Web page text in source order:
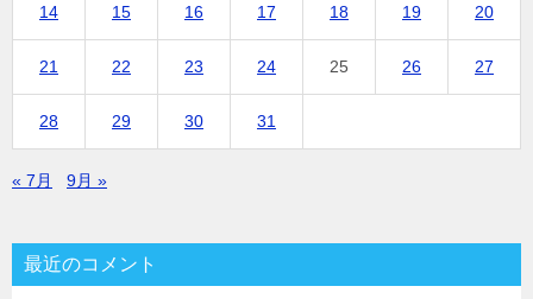
14 15 16 17 18 19 20
21 22 23 24 25 26 27
28 29 30 31
« 7月 9月 »
最近のコメント